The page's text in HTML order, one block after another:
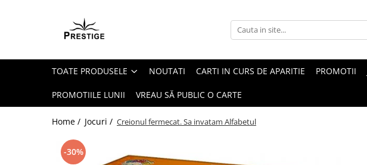
Toate Produsele
Pachete Speciale Carti
Spiritualitate - Ezoterism
AngelConnection
Arte Divinatorii
TOATE PRODUSELE NOUTATI CARTI IN CURS DE APARITIE PROMOTII
PROMOTIILE LUNII VREAU SĂ PUBLIC O CARTE
Home / Jocuri / Creionul fermecat. Sa invatam Alfabetul
-30%